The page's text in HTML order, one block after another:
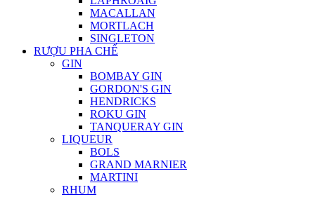
MACALLAN
MORTLACH
SINGLETON
RƯỢU PHA CHẾ
GIN
BOMBAY GIN
GORDON'S GIN
HENDRICKS
ROKU GIN
TANQUERAY GIN
LIQUEUR
BOLS
GRAND MARNIER
MARTINI
RHUM